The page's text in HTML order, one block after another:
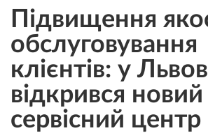
Підвищення
обслуговування
клієнтів: у
відкрився новий
сервісний